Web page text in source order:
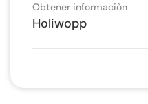
Obtener informaciòn
Holiwopp